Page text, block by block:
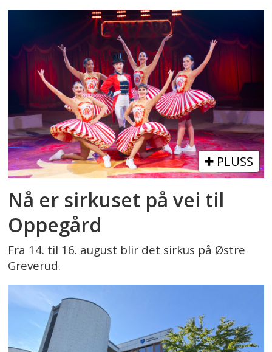
PLUSS
Nå er sirkuset på vei til
Oppegård
Fra 14. til 16. august blir det sirkus på Østre
Greverud.